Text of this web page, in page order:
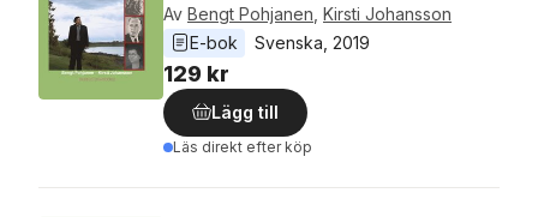
Av Bengt Pohjanen Kirsti Johansson
E-bok
Svenska 2019
129 kr
Lägg till
Läs direkt efter köp